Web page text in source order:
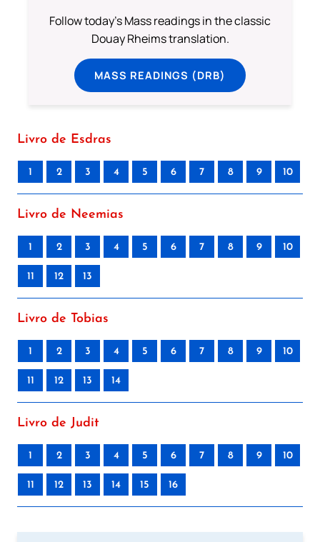
Follow today's Mass readings in the classic
Douay Rheims translation.
MASS READINGS (DRB)
Livro de Esdras
1 2 3 4 5 6 7 8 9 10
Livro de Neemias
1 2 3 4 5 6 7 8 9 10
11 12 13
Livro de Tobias
1 2 3 4 5 6 7 8 9 10
11 12 13 14
Livro de Judit
1 2 3 4 5 6 7 8 9 10
11 12 13 14 15 16